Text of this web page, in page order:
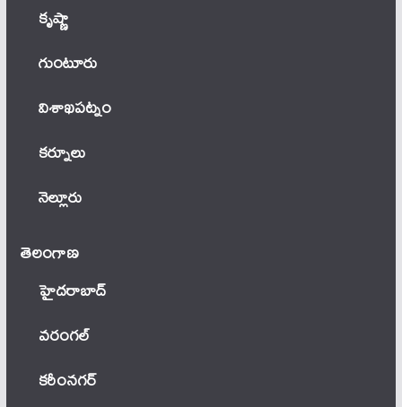
కృష్ణా
గుంటూరు
విశాఖపట్నం
కర్నూలు
నెల్లూరు
తెలంగాణ‌
హైదరాబాద్
వ‌రంగ‌ల్
కరీంనగర్